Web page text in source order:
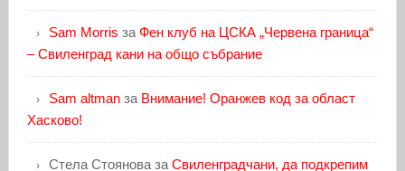
Sam Morris за Фен клуб на ЦСКА „Червена граница“
– Свиленград кани на общо събрание
Sam altmanза Внимание! Оранжев код за област
Хасково!
Стела Стояноваза Свиленградчани, да подкрепим